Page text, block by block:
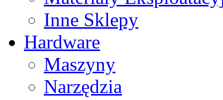
Inne Sklepy
Hardware
Maszyny
Narzędzia